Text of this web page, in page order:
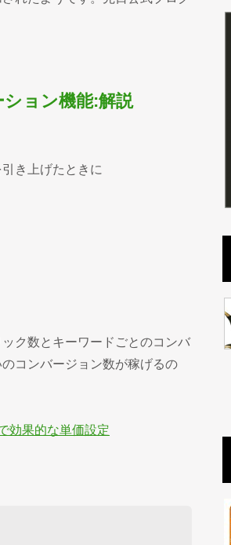
ョン機能:解説
き上げたときに
ク数とキーワードごとのコンバ
コンバージョン数が稼げるの
効果的な単価設定